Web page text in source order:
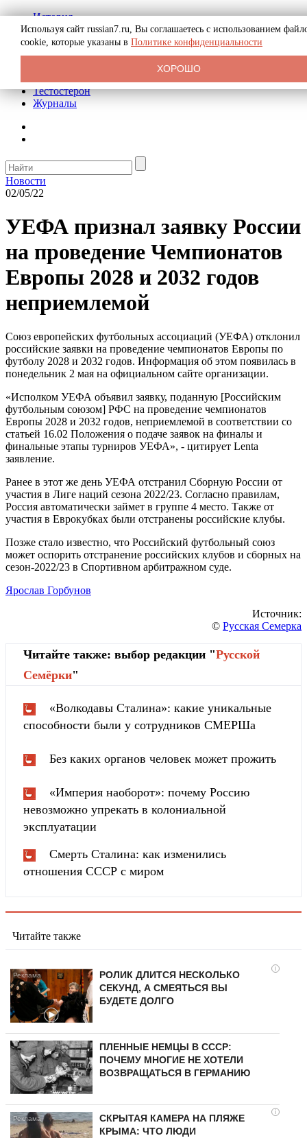
История
Биография
Криминал
Реклама на сайте
Тестостерон
Журналы
Новости
02/05/22
УЕФА признал заявку России
на проведение Чемпионатов
Европы 2028 и 2032 годов
неприемлемой
Союз европейских футбольных ассоциаций (УЕФА) отклонил
российские заявки на проведение чемпионатов Европы по
футболу 2028 и 2032 годов. Информация об этом появилась в
понедельник 2 мая на официальном сайте организации.
«Исполком УЕФА объявил заявку, поданную [Российским
футбольным союзом] РФС на проведение чемпионатов
Европы 2028 и 2032 годов, неприемлемой в соответствии со
статьей 16.02 Положения о подаче заявок на финалы и
финальные этапы турниров УЕФА», - цитирует Lenta
заявление.
Ранее в этот же день УЕФА отстранил Сборную России от
участия в Лиге наций сезона 2022/23. Согласно правилам,
Россия автоматически займет в группе 4 место. Также от
участия в Еврокубках были отстранены российские клубы.
Позже стало известно, что Российский футбольный союз
может оспорить отстранение российских клубов и сборных на
сезон-2022/23 в Спортивном арбитражном суде.
Ярослав Горбунов
Источник:
© Русская Семерка
Читайте также: выбор редакции "Русской
Cемёрки"
«Волкодавы Сталина»: какие уникальные
способности были у сотрудников СМЕРШа
Без каких органов человек может прожить
«Империя наоборот»: почему Россию
невозможно упрекать в колониальной
эксплуатации
Смерть Сталина: как изменились
отношения СССР с миром
Читайте также
i
РОЛИК ДЛИТСЯ НЕСКОЛЬКО
СЕКУНД, А СМЕЯТЬСЯ ВЫ
БУДЕТЕ ДОЛГО
ПЛЕННЫЕ НЕМЦЫ В СССР:
ПОЧЕМУ МНОГИЕ НЕ ХОТЕЛИ
ВОЗВРАЩАТЬСЯ В ГЕРМАНИЮ
i
СКРЫТАЯ КАМЕРА НА ПЛЯЖЕ
КРЫМА: ЧТО ЛЮДИ
Используя сайт russian7.ru, Вы соглашаетесь с использованием
cookie, которые указаны в Политике конфиденциальности
ХОРОШО